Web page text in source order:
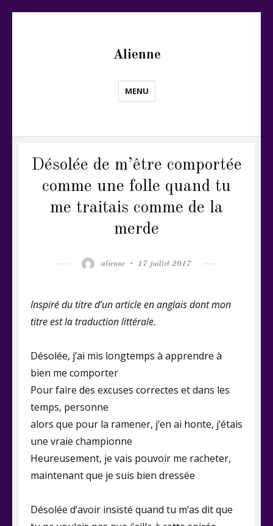
Alienne
MENU
Désolée de m’être comportée
comme une folle quand tu
me traitais comme de la
merde
Author
alienne
Posted
17 juillet 2017
Inspiré du titre d’un article en anglais dont mon
titre est la traduction littérale.
Désolée, j’ai mis longtemps à apprendre à
bien me comporter
Pour faire des excuses correctes et dans les
temps, personne
alors que pour la ramener, j’en ai honte, j’étais
une vraie championne
Heureusement, je vais pouvoir me racheter,
maintenant que je suis bien dressée
Désolée d’avoir insisté quand tu m’as dit que